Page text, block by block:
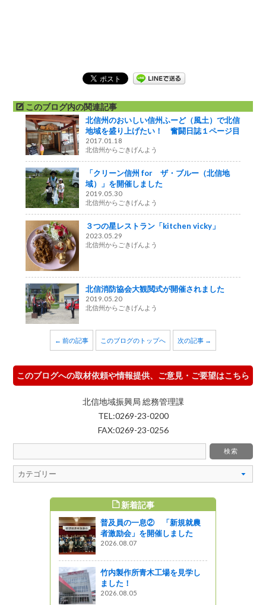
このブログ内の関連記事
北信州のおいしい信州ふーど（風土）で北信
地域を盛り上げたい！ 奮闘日誌１ページ目
2017.01.18
北信州からごきげんよう
「クリーン信州 for ザ・ブルー（北信地
域）」を開催しました
2019.05.30
北信州からごきげんよう
３つの星レストラン「kitchen vicky」
2023.05.29
北信州からごきげんよう
北信消防協会大観閲式が開催されました
2019.05.20
北信州からごきげんよう
← 前の記事 このブログのトップへ 次の記事 →
このブログへの取材依頼や情報提供、ご意見・ご要望はこちら
北信地域振興局 総務管理課
TEL:0269-23-0200
FAX:0269-23-0256
新着記事
普及員の一息② 「新規就農
者激励会」を開催しました
2026.08.07
竹内製作所青木工場を見学し
ました！
2026.08.05